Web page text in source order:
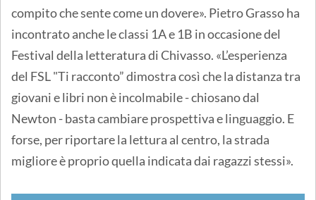
compito che sente come un dovere». Pietro Grasso ha
incontrato anche le classi 1A e 1B in occasione del
Festival della letteratura di Chivasso. «L’esperienza
del FSL "Ti racconto” dimostra così che la distanza tra
giovani e libri non è incolmabile - chiosano dal
Newton - basta cambiare prospettiva e linguaggio. E
forse, per riportare la lettura al centro, la strada
migliore è proprio quella indicata dai ragazzi stessi».